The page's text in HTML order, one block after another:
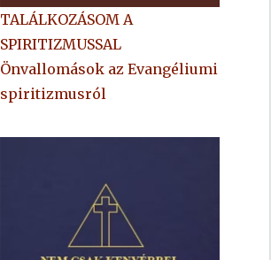
TALÁLKOZÁSOM A
SPIRITIZMUSSAL
Önvallomások az Evangéliumi
spiritizmusról